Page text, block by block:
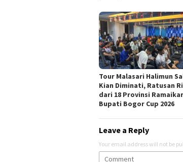
Tour Malasari Halimun
Kian Diminati, Ratusan
dari 18 Provinsi
Bupati Bogor Cup 2026
Leave a Reply
Your email address will not be